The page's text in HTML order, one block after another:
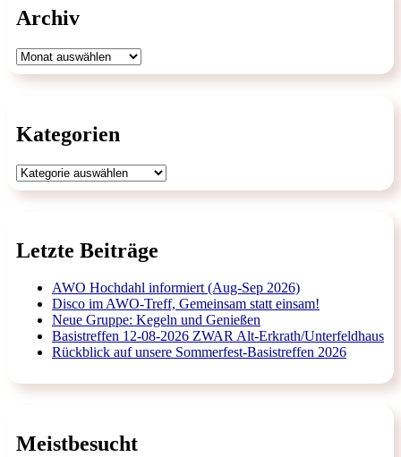
Archiv
Archiv
Kategorien
Kategorien
Letzte Beiträge
AWO Hochdahl informiert (Aug-Sep 2026)
Disco im AWO-Treff, Gemeinsam statt einsam!
Neue Gruppe: Kegeln und Genießen
Basistreffen 12-08-2026 ZWAR Alt-Erkrath/Unterfeldhaus
Rückblick auf unsere Sommerfest-Basistreffen 2026
Meistbesucht